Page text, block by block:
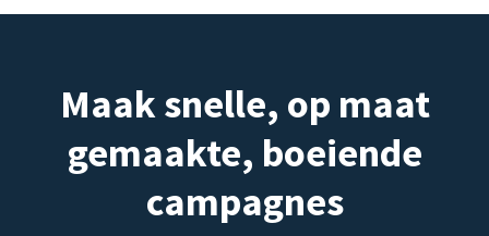
Maak snelle, op maat
gemaakte, boeiende
campagnes